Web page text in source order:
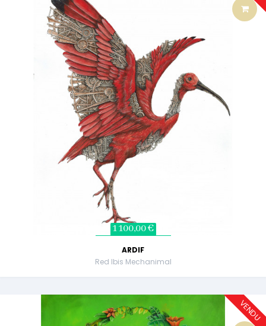
1 100,00 €
ARDIF
Red Ibis Mechanimal
VENDU